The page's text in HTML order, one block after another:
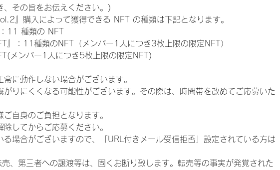
、その旨をお伝えください。)
』購入によって獲得できる NFT の種類は下記となります。
11 種類の NFT
』：11種類のNFT（メンバー1人につき3枚上限の限定NFT）
メンバー1人につき5枚上限の限定NFT)
に動作しない場合がございます。
りにくくなる可能性がございます。その際は、時間帯を改めてご応募いた
自身のご負担となります。
してからご応募ください。
場合がございますので、「URL付きメール受信拒否」設定されている方は
、第三者への譲渡等は、固くお断り致します。転売等の事実が発覚された